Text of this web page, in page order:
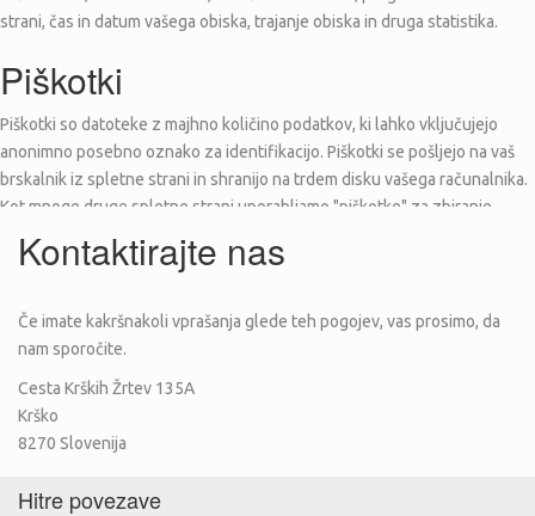
strani, čas in datum vašega obiska, trajanje obiska in druga statistika.
Piškotki
Piškotki so datoteke z majhno količino podatkov, ki lahko vključujejo
anonimno posebno oznako za identifikacijo. Piškotki se pošljejo na vaš
brskalnik iz spletne strani in shranijo na trdem disku vašega računalnika.
Kot mnoge druge spletne strani uporabljamo "piškotke" za zbiranje
zavrnitvi vseh piškotkov ali prejemu obvestila, kadar je piškotek poslan.
našega spletnega mesta ne boste mogli uporabljati.
Varnost
Varnost vaših osebnih podatkov je za nas izjemnega pomena, toda ne
pozabite, da noben način internetnega prenosa oziroma način
uporabo komercialno sprejemljivih sredstev za zaščito vaših osebnih
Kontaktirajte nas
Če imate kakršnakoli vprašanja glede teh pogojev, vas prosimo, da
nam sporočite.
Cesta Krških Žrtev 135A
Krško
8270 Slovenija
Hitre povezave